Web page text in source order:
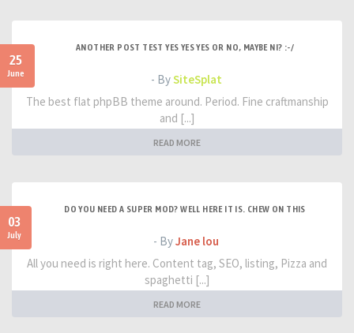
25
June
ANOTHER POST TEST YES YES YES OR NO, MAYBE NI? :-/
- BySiteSplat
The best flat phpBB theme around. Period. Fine craftmanship
and [...]
READ MORE
03
July
DO YOU NEED A SUPER MOD? WELL HERE IT IS. CHEW ON THIS
- ByJane lou
All you need is right here. Content tag, SEO, listing, Pizza and
spaghetti [...]
READ MORE